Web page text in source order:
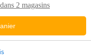
2 magasins